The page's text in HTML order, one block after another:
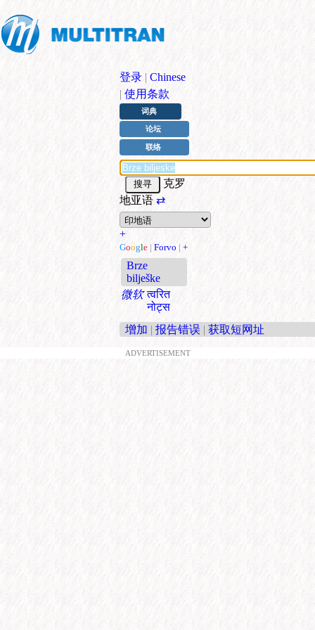
登录 | Chinese
| 使用条款
词典
论坛
联络
克罗
地亚语 ⇄
+
Google | Forvo | +
Brze
bilješke
微软 त्वरित
नोट्स
增加 | 报告错误 | 获取短网址
ADVERTISEMENT